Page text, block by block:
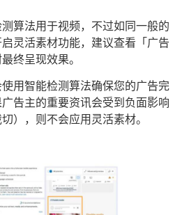
算法用于视频，不过如同一般的
灵活素材功能，建议查看「广告
终呈现效果。
用智能检测算法确保您的广告完
告主的重要资讯会受到负面影响
），则不会应用灵活素材。